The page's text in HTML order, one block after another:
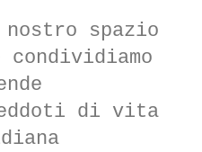
spazio
di vita